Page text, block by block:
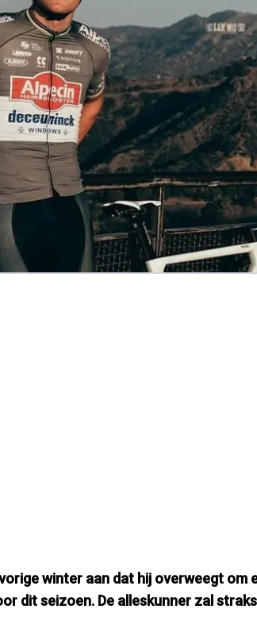
winter aan dat hij overweegt om
dit seizoen. De alleskunner zal